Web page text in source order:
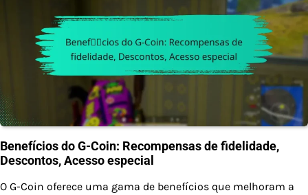
Benefícios do G-Coin: Recompensas de fidelidade,
Descontos, Acesso especial
O G-Coin oferece uma gama de benefícios que melhoram a